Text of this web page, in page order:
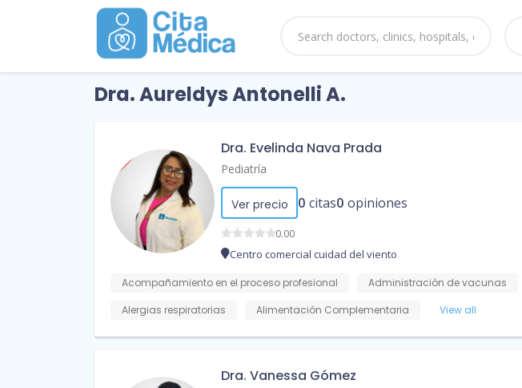
Dra. Aureldys Antonelli A.
Dra. Evelinda Nava Prada
Pediatría
Ver precio 0 citas0 opiniones
0.00
Centro comercial cuidad del viento
Acompañamiento en el proceso profesional Administración de vacunas
Alergias respiratorias
Alimentación Complementaria View all
Dra. Vanessa Gómez